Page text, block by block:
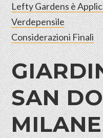
Lefty Gardens è
Verdepensile
Considerazioni Finali
SAN